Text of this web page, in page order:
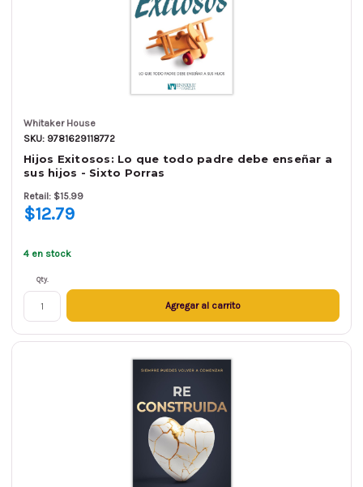
Whitaker House
SKU: 9781629118772
Hijos Exitosos: Lo que todo padre debe enseñar a
sus hijos - Sixto Porras
Retail: $15.99
$12.79
4 en stock
Qty.
Agregar al carrito